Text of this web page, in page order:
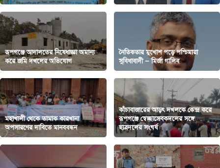
রূপগঞ্জে আদালতের নিষেধাজ্ঞা অমান্য
করে জমি দখলের অভিযোগ
নৈতিকতার মুখোশ পড়ে পশ্চিমারা
সুবিধাবাদী — মির্জা গালিব
মহাখালী থেকে তামাক কারখানা
অপসারণের দাবিতে মানববন্ধন
কাঁচাবাজারের আড়ৎ দখলকে কেন্দ্র করে
রূপগঞ্জে স্বেচ্ছাসেবকদলের সঙ্গে
ছাত্রদলের সংঘর্ষ